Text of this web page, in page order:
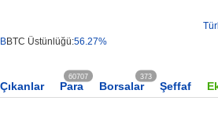
BTC Üstünlüğü:56.27%
Para
60707
Borsalar
373
Şeffaf